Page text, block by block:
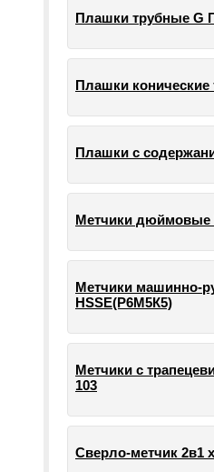
Плашки трубные G
Плашки конические
Плашки с
Метчики дюймовые
Метчики машинно-
HSSE(Р6М5К5)
Метчики с
103
Сверло-метчик 2в1